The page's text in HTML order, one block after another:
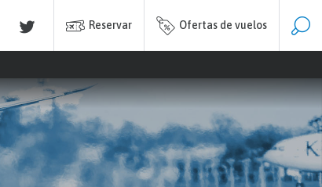
Reservar Ofertas de vuelos